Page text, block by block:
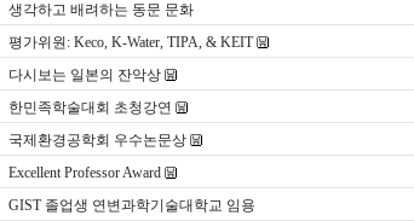
생각하고 배려하는 동문 문화
평가위원: Keco, K-Water, TIPA, & KEIT
다시보는 일본의 잔악상
한민족학술대회 초청강연
국제환경공학회 우수논문상
Excellent Professor Award
GIST 졸업생 연변과학기술대학교 임용